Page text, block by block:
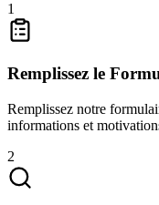
1
Remplissez le
Remplissez notre
informations et
2